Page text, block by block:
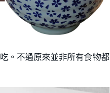
。不過原來並非所有食物都